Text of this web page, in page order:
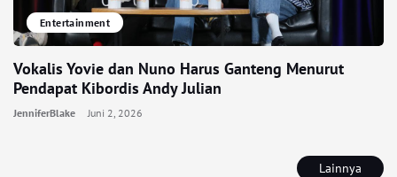
Lainnya
Entertainment
Vokalis Yovie dan Nuno Harus Ganteng Menurut
Pendapat Kibordis Andy Julian
JenniferBlake Juni 2, 2026